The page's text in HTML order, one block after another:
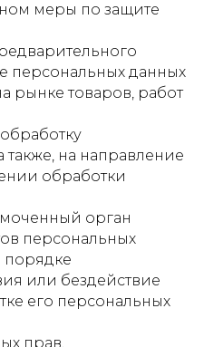
меры по защите
персональных данных
рынке товаров, работ
также, на направление
обработки
орган
персональных
порядке
или бездействие
его персональных
прав,